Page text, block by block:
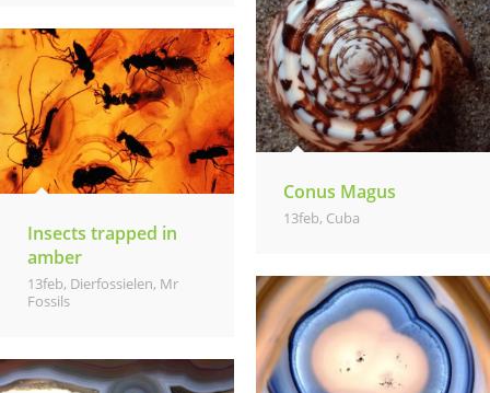
Conus Magus
13feb, Cuba
Insects trapped in
amber
13feb, Dierfossielen, Mr
Fossils